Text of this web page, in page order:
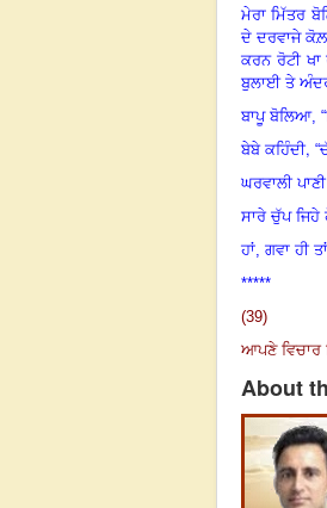
ਮੇਰਾ ਮਿੱਤਰ
ਦੇ ਦਰਵਾਜੇ
ਕਰਨ ਰੋਟੀ
ਬੁਲਾਈ ਤੇ
ਬਾਪੂ ਬੋਲਿਆ, “
ਬੇਬੇ ਕਹਿੰਦੀ, “
ਘਰਵਾਲੀ
ਸਾਰੇ ਚੁੱਪ
ਹਾਂ, ਗਵਾ ਹੀ
*****
(39)
ਆਪਣੇ ਵਿਚਾਰ
About